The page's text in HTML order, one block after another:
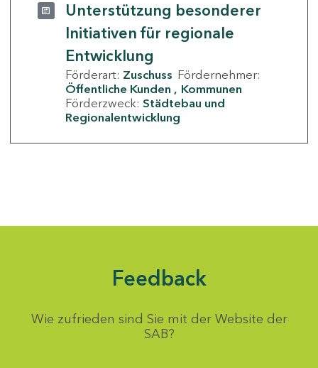
Unterstützung besonderer
Initiativen für regionale
Entwicklung
Förderart: Zuschuss Fördernehmer:
Öffentliche Kunden
Kommunen
Förderzweck: Städtebau und
Regionalentwicklung
Feedback
Wie zufrieden sind Sie mit der Website der
SAB?